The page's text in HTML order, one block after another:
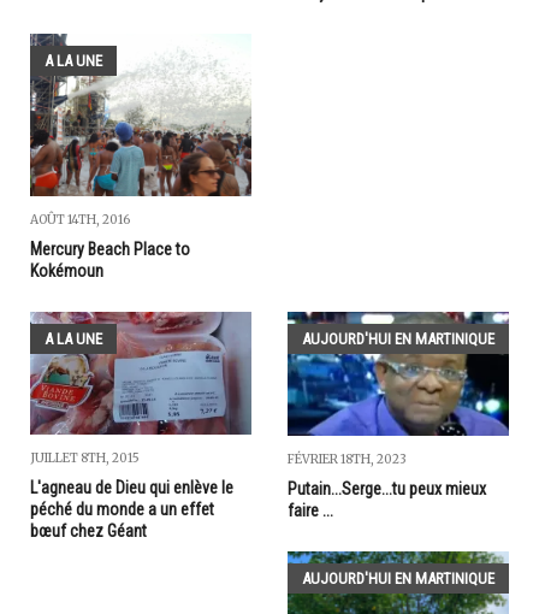
A LA UNE
AOÛT 14TH, 2016
Mercury Beach Place to
Kokémoun
A LA UNE
JUILLET 8TH, 2015
L'agneau de Dieu qui enlève le
péché du monde a un effet
bœuf chez Géant
AUJOURD'HUI EN MARTINIQUE
FÉVRIER 18TH, 2023
Putain...Serge...tu peux mieux
faire ...
AUJOURD'HUI EN MARTINIQUE